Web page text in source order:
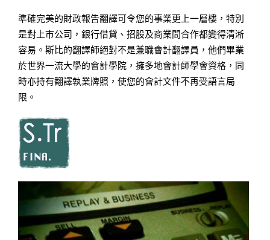
準確完美的財政報告翻譯可令您的事業更上一層樓，特別
是對上市公司，銀行借貸、招股及商業間合作都變得清淅
容易。斯比的翻譯師絕對不是兼職會計翻譯員，他們畢業
於世界一流大學的會計學院，擁多地會計師學會資格，同
時亦持有翻譯執業牌照，使您的會計文件不再受語言局
限。